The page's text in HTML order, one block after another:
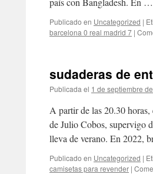
Publicado en Uncategorized |
barcelona 0 real madrid 7 |
sudaderas de
Publicada el 1 de septiembre
A partir de las 20.30
de Julio Cobos, supervigo
lleva de verano. En 2022,
Publicado en Uncategorized |
camisetas para revender |